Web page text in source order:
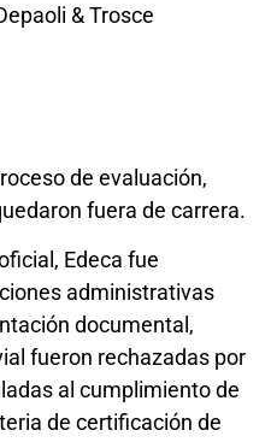
& Trosce
de evaluación,
fuera de carrera.
Edeca fue
administrativas
documental,
fueron rechazadas por
al cumplimiento de
de certificación de